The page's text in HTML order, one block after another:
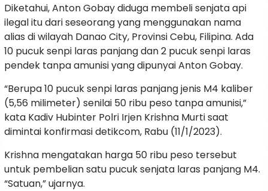
Diketahui, Anton Gobay diduga membeli senjata api
ilegal itu dari seseorang yang menggunakan nama
alias di wilayah Danao City, Provinsi Cebu, Filipina. Ada
10 pucuk senpi laras panjang dan 2 pucuk senpi laras
pendek tanpa amunisi yang dipunyai Anton Gobay.
“Berupa 10 pucuk senpi laras panjang jenis M4 kaliber
(5,56 milimeter) senilai 50 ribu peso tanpa amunisi,”
kata Kadiv Hubinter Polri Irjen Krishna Murti saat
dimintai konfirmasi detikcom, Rabu (11/1/2023).
Krishna mengatakan harga 50 ribu peso tersebut
untuk pembelian satu pucuk senjata laras panjang M4.
“Satuan,” ujarnya.